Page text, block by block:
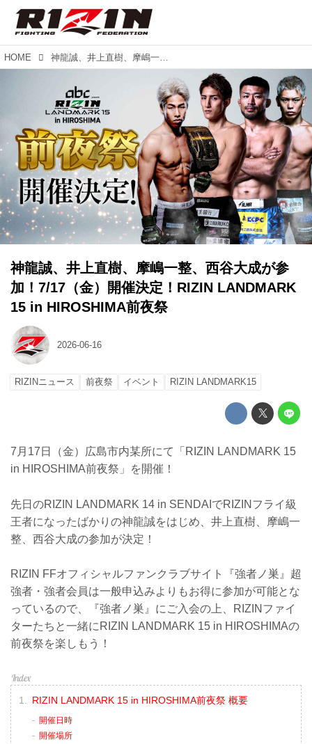
HOME 神龍誠、井上直樹、摩嶋一整、西谷大成が参加！7/17（金）開催決定！RIZIN LANDMARK 15 in HIROSHIMA前夜祭
神龍誠、井上直樹、摩嶋一整、西谷大成が参
加！7/17（金）開催決定！RIZIN LANDMARK
15 in HIROSHIMA前夜祭
2026-06-16
RIZINニュース 前夜祭 イベント RIZIN LANDMARK15
7月17日（金）広島市内某所にて「RIZIN LANDMARK 15
in HIROSHIMA前夜祭」を開催！
先日のRIZIN LANDMARK 14 in SENDAIでRIZINフライ級
王者になったばかりの神龍誠をはじめ、井上直樹、摩嶋一
整、西谷大成の参加が決定！
RIZIN FFオフィシャルファンクラブサイト『強者ノ巣』超
強者・強者会員は一般申込みよりもお得に参加が可能とな
っているので、『強者ノ巣』にご入会の上、RIZINファイ
ターたちと一緒にRIZIN LANDMARK 15 in HIROSHIMAの
前夜祭を楽しもう！
RIZIN LANDMARK 15 in HIROSHIMA前夜祭 概要
開催日時
開催場所